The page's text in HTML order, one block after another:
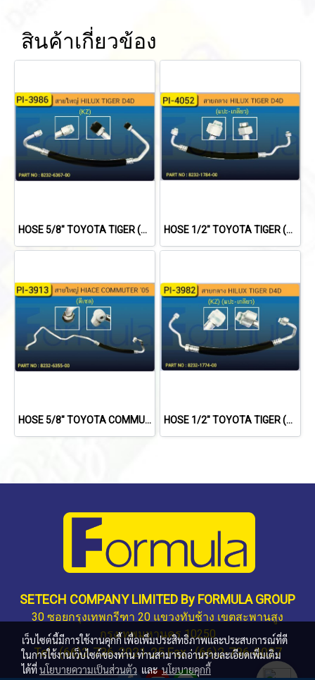
สินค้าเกี่ยวข้อง
HOSE 5/8" TOYOTA TIGER (KZ)(134a) HOSE 1/2" TOYOTA TIGER (134a)
HOSE 5/8" TOYOTA COMMUTER D40(134a)(DIESEL) HOSE 1/2" TOYOTA TIGER (KZ)(134a)
SETECH COMPANY LIMITED By FORMULA GROUP
30 ซอยกรุงเทพกรีฑา 20 แขวงทับช้าง เขตสะพานสูง
กรุงเทพมหานคร 10250
Tel : (66)2-736-2021-25 Fax : (66)2-736-0027
เว็บไซต์นี้มีการใช้งานคุกกี้ เพื่อเพิ่มประสิทธิภาพและประสบการณ์ที่ดี
ในการใช้งานเว็บไซต์ของท่าน ท่านสามารถอ่านรายละเอียดเพิ่มเติม
ได้ที่นโยบายความเป็นส่วนตัว และนโยบายคุกกี้